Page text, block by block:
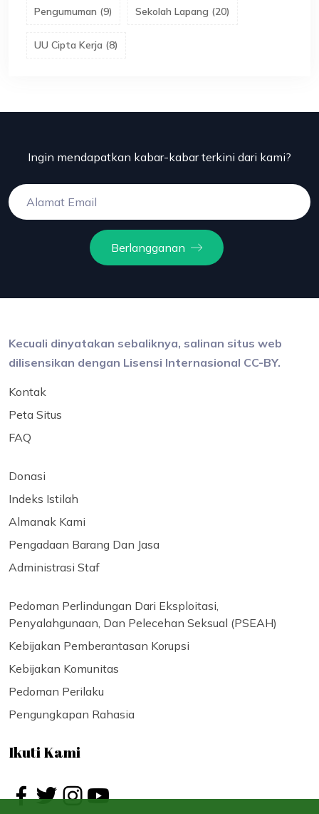
Pengumuman (9) Sekolah Lapang (20)
UU Cipta Kerja (8)
Ingin mendapatkan kabar-kabar terkini dari kami?
Berlangganan
Kecuali dinyatakan sebaliknya, salinan situs web
dilisensikan dengan Lisensi Internasional CC-BY.
Kontak
Peta Situs
FAQ
Donasi
Indeks Istilah
Almanak Kami
Pengadaan Barang Dan Jasa
Administrasi Staf
Pedoman Perlindungan Dari Eksploitasi,
Penyalahgunaan, Dan Pelecehan Seksual (PSEAH)
Kebijakan Pemberantasan Korupsi
Kebijakan Komunitas
Pedoman Perilaku
Pengungkapan Rahasia
Ikuti Kami